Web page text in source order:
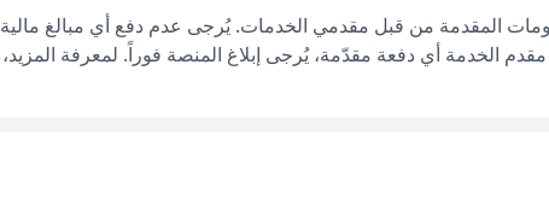
المقدمة من قبل مقدمي الخدمات. يُرجى عدم دفع أي مبالغ مالية
الخدمة أي دفعة مقدّمة، يُرجى إبلاغ المنصة فوراً. لمعرفة المزيد،